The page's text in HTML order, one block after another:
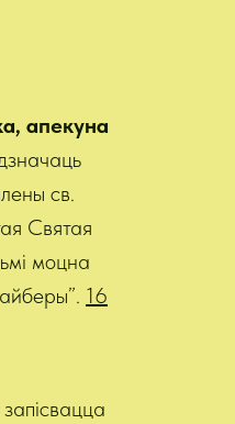
апекуна
св.
Святая
моцна
16